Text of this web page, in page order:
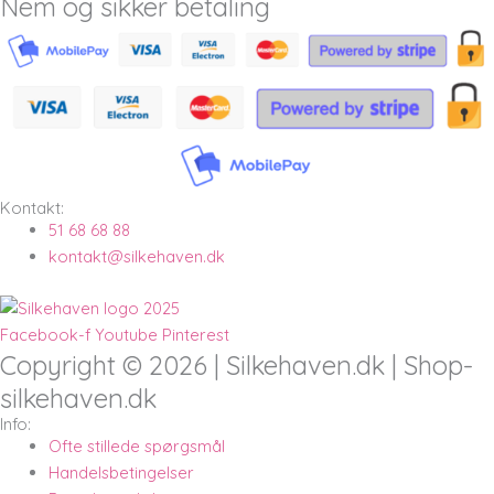
Nem og sikker betaling
Kontakt:
51 68 68 88
kontakt@silkehaven.dk
Facebook-f Youtube Pinterest
Copyright © 2026 | Silkehaven.dk | Shop-
silkehaven.dk
Info:
Ofte stillede spørgsmål
Handelsbetingelser